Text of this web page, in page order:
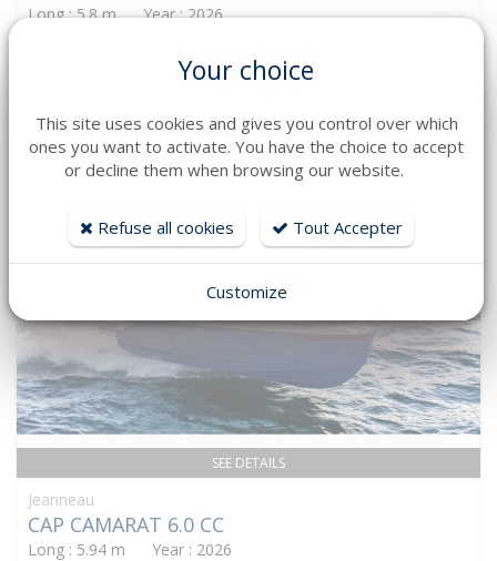
Long : 5.8 m Year : 2026
SEE DETAILS
Jeanneau
CAP CAMARAT 6.0 CC
Long : 5.94 m Year : 2026
Your choice
This site uses cookies and gives you control over which
ones you want to activate. You have the choice to accept
or decline them when browsing our website.
Refuse all cookies Tout Accepter
Customize